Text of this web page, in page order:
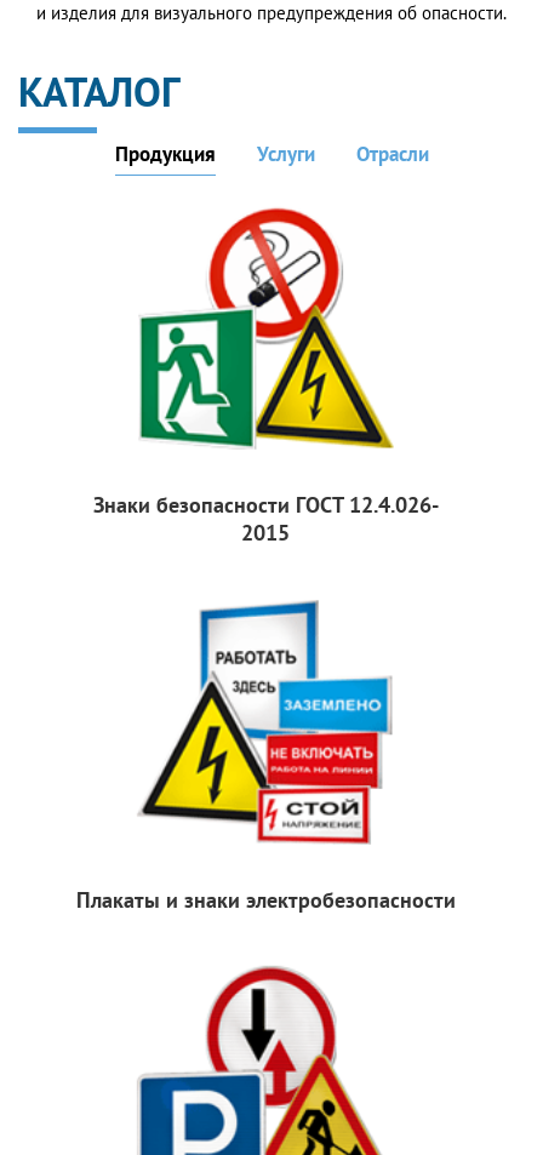
и изделия для визуального предупреждения об опасности.
КАТАЛОГ
Продукция Услуги Отрасли
Знаки безопасности ГОСТ 12.4.026-
2015
Плакаты и знаки электробезопасности